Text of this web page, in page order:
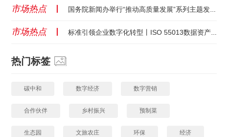
市场热点 国务院新闻办举行“推动高质量发展”系列主题发布会（工业和信息化部）...
市场热点 标准引领企业数字化转型丨ISO 55013数据资产管理国际标准发布...
热门标签
碳中和 数字经济 数字营销
合作伙伴 乡村振兴 预制菜
生态园 文旅农庄 环保 经济